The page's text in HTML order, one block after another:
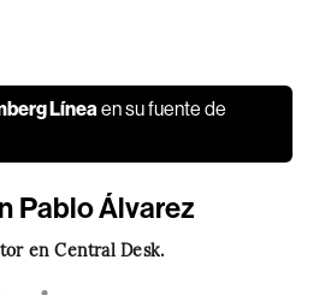
Líneaen su fuente de
Pablo Álvarez
en Central Desk.